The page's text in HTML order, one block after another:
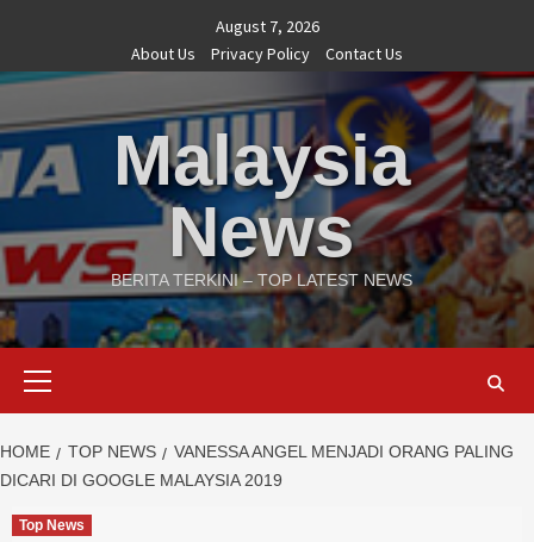
content
August 7, 2026
About Us
Privacy Policy Contact Us
Malaysia
News
BERITA TERKINI – TOP LATEST NEWS
HOME TOP NEWS
VANESSA ANGEL MENJADI ORANG PALING
DICARI DI GOOGLE MALAYSIA 2019
Top News